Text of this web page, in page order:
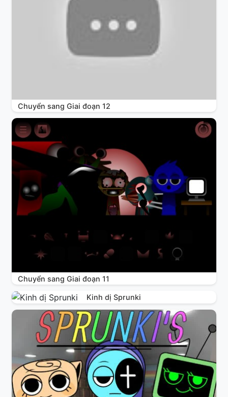
Chuyển sang Giai đoạn 12
Chuyển sang Giai đoạn 11
Kinh dị Sprunki